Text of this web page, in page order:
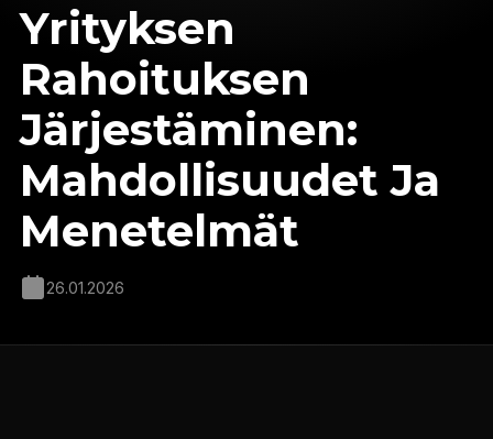
Yrityksen
Rahoituksen
Järjestäminen:
Mahdollisuudet Ja
Menetelmät
26.01.2026